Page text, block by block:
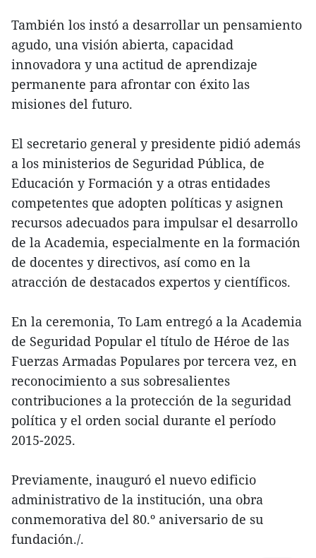
También los instó a desarrollar un pensamiento
agudo, una visión abierta, capacidad
innovadora y una actitud de aprendizaje
permanente para afrontar con éxito las
misiones del futuro.
El secretario general y presidente pidió además
a los ministerios de Seguridad Pública, de
Educación y Formación y a otras entidades
competentes que adopten políticas y asignen
recursos adecuados para impulsar el desarrollo
de la Academia, especialmente en la formación
de docentes y directivos, así como en la
atracción de destacados expertos y científicos.
En la ceremonia, To Lam entregó a la Academia
de Seguridad Popular el título de Héroe de las
Fuerzas Armadas Populares por tercera vez, en
reconocimiento a sus sobresalientes
contribuciones a la protección de la seguridad
política y el orden social durante el período
2015-2025.
Previamente, inauguró el nuevo edificio
administrativo de la institución, una obra
conmemorativa del 80.º aniversario de su
fundación./.